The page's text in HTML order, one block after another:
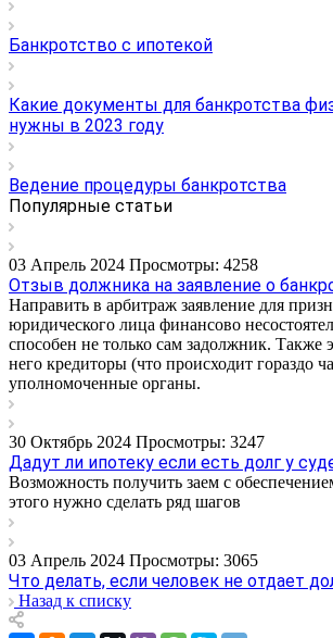
Банкротство с ипотекой
Какие документы для банкротства
нужны в 2023 году
Ведение процедуры банкротства
Популярные статьи
03 Апрель 2024 Просмотры: 4258
Отзыв должника на заявление о
Направить в арбитраж заявление для
юридического лица финансово
способен не только сам задолжник. Также
него кредиторы (что происходит гораздо
уполномоченные органы.
30 Октябрь 2024 Просмотры: 3247
Дадут ли ипотеку если есть долг у
Возможность получить заем с
этого нужно сделать ряд шагов
03 Апрель 2024 Просмотры: 3065
Что делать, если человек не отдает
Назад к списку